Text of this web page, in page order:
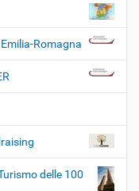
Romagna
delle 100